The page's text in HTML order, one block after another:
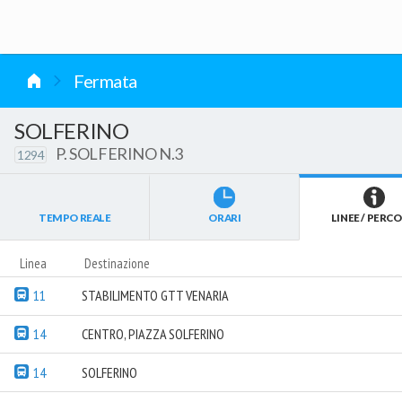
Fermata
SOLFERINO
1294 P. SOLFERINO N.3
TEMPO REALE ORARI LINEE /
Linea Destinazione
11 STABILIMENTO GTT VENARIA
14 CENTRO, PIAZZA SOLFERINO
14 SOLFERINO